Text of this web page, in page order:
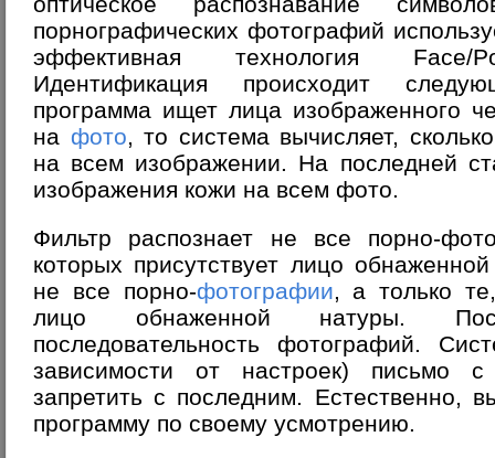
порнографических фотографий
эффективная технология Face/
Идентификация происходит
программа ищет лица изображенного
на фото, то система вычисляет,
на всем изображении. На последней
изображения кожи на всем фото.
Фильтр распознает не все порно-
которых присутствует лицо
не все порно-фотографии, а только
лицо обнаженной натуры.
последовательность фотографий.
зависимости от настроек) письмо
запретить с последним. Естественно,
программу по своему усмотрению.